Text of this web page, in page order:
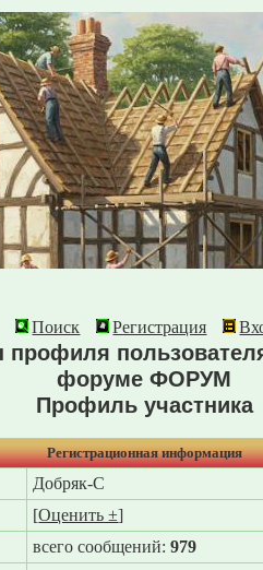
Поиск Регистрация
профиля
форуме ФОРУМ
Профиль участника
Регистрационная информация
Добряк-С
[Оценить ±]
всего сообщений:979